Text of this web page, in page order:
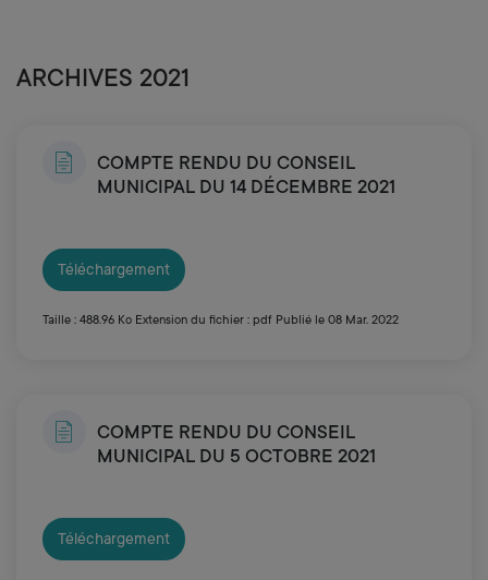
ARCHIVES 2021
COMPTE RENDU DU CONSEIL
MUNICIPAL DU 14 DÉCEMBRE 2021
Téléchargement
Taille : 488.96 Ko Extension du fichier : pdf Publié le 08 Mar. 2022
COMPTE RENDU DU CONSEIL
MUNICIPAL DU 5 OCTOBRE 2021
Téléchargement